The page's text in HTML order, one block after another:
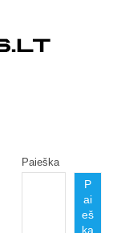
Paieška
P
ai
eš
ka